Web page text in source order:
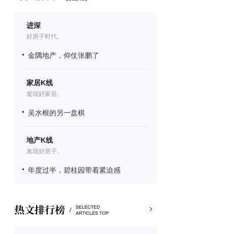
进深
好房子时代。
金隅地产，仰仗张鹏了
家居K线
发现好家居。
吴水根的另一盘棋
地产K线
发现好房子。
年度过半，碧桂园带着紧迫感